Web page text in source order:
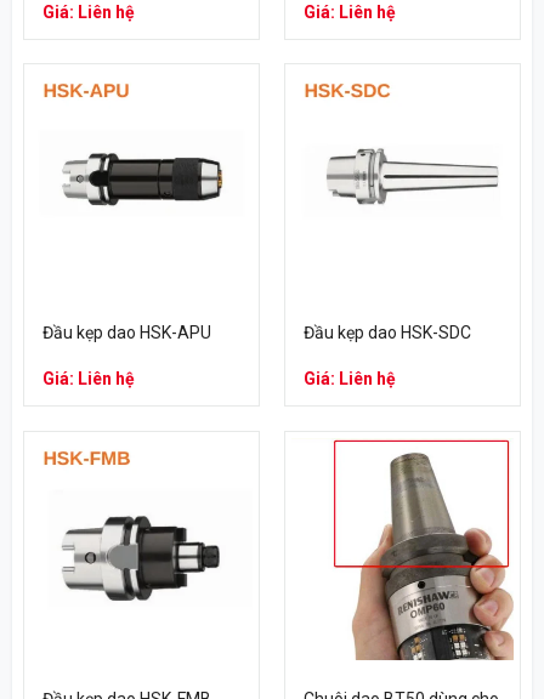
Giá: Liên hệ Giá: Liên hệ
Đầu kẹp dao HSK-APU
Giá: Liên hệ
Đầu kẹp dao HSK-SDC
Giá: Liên hệ